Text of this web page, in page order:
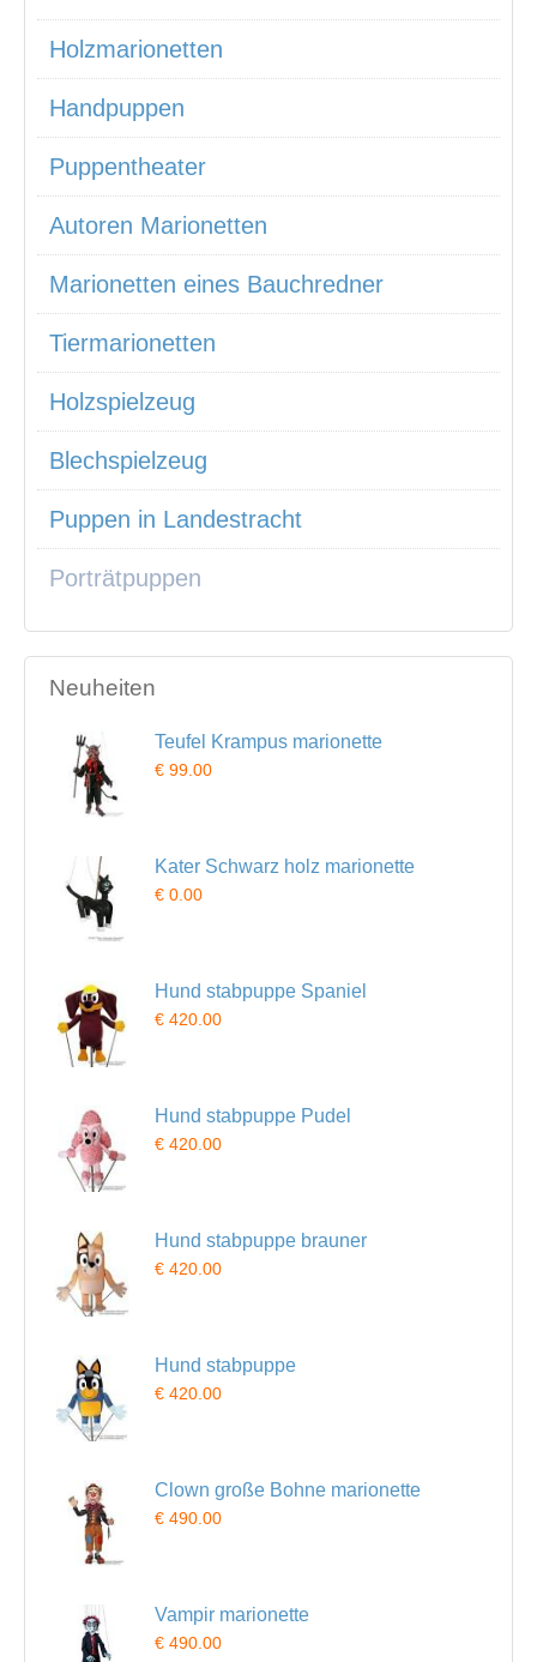
Holzmarionetten
Handpuppen
Puppentheater
Autoren Marionetten
Marionetten eines Bauchredner
Tiermarionetten
Holzspielzeug
Blechspielzeug
Puppen in Landestracht
Porträtpuppen
Neuheiten
Teufel Krampus marionette
€ 99.00
Kater Schwarz holz marionette
€ 0.00
Hund stabpuppe Spaniel
€ 420.00
Hund stabpuppe Pudel
€ 420.00
Hund stabpuppe brauner
€ 420.00
Hund stabpuppe
€ 420.00
Clown große Bohne marionette
€ 490.00
Vampir marionette
€ 490.00